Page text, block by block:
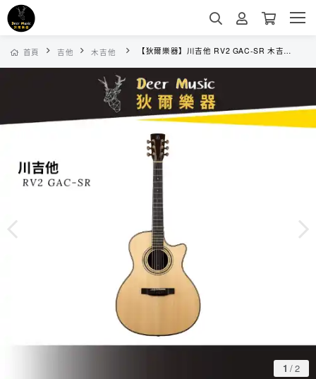
首頁 吉他 木吉他 【狄爾樂器】川吉他 RV2 GAC-SR 木吉他 面單板 40吋 民謠吉他 吉他 GA桶 雲杉木面單 玫瑰木側背板 川吉他 樂器
1 /2